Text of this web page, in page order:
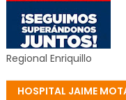
Regional Enriquillo
HOSPITAL JAIME